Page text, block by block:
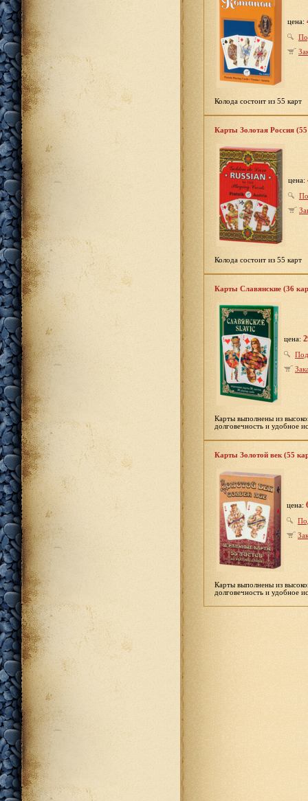
цена:
Колода состоит из 55 карт
Карты Золотая Россия
цена:
Колода состоит из 55 карт
Карты Славянские (36
цена:
Карты выполнены из
долговечность и удобное
Карты Золотой век (55
цена:
Карты выполнены из
долговечность и удобное